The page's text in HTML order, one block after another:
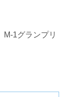
1グランプリ